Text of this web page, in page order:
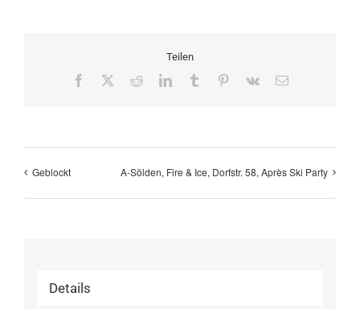
Teilen
Facebook RedditLinkedInTumblr Pinterest
Vk
E-
Geblockt A-Sölden, Fire & Ice, Dorfstr. 58, Après Ski Party
Details